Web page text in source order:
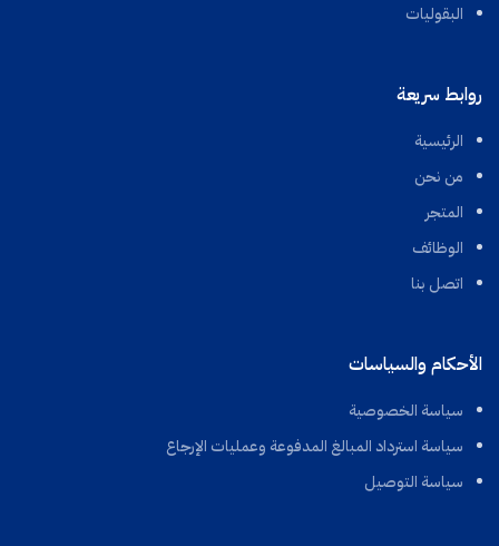
البقوليات
روابط سريعة
الرئيسية
من نحن
المتجر
الوظائف
اتصل بنا
الأحكام والسياسات
سياسة الخصوصية
سياسة استرداد المبالغ المدفوعة وعمليات الإرجاع
سياسة التوصيل